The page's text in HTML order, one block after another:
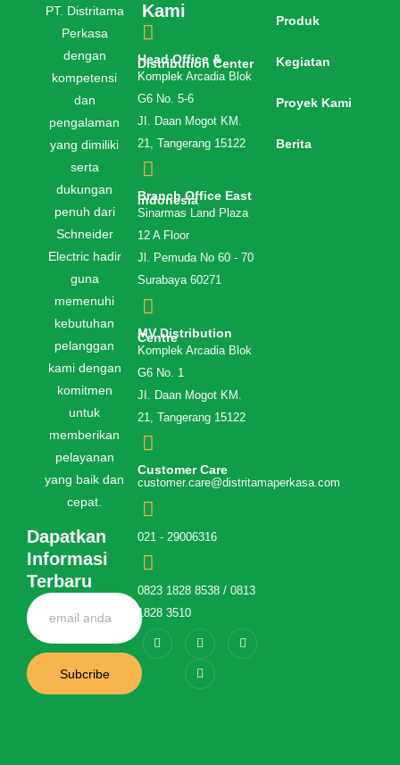
PT. Distritama
Perkasa
dengan
kompetensi
dan
pengalaman
yang dimiliki
serta
dukungan
penuh dari
Schneider
Electric hadir
guna
memenuhi
kebutuhan
pelanggan
kami dengan
komitmen
untuk
memberikan
pelayanan
yang baik dan
cepat.
Dapatkan
Informasi
Terbaru
Subcribe
Kami
Head Office &
Distribution Center
Komplek Arcadia Blok
G6 No. 5-6
JI. Daan Mogot KM.
21, Tangerang 15122
Branch Office East
Indonesia
Sinarmas Land Plaza
12 A Floor
Jl. Pemuda No 60 - 70
Surabaya 60271
MV Distribution
Centre
Komplek Arcadia Blok
G6 No. 1
JI. Daan Mogot KM.
21, Tangerang 15122
Customer Care
customer.care@distritamaperkasa.com
021 - 29006316
0823 1828 8538 / 0813
1828 3510
Produk
Kegiatan
Proyek Kami
Berita